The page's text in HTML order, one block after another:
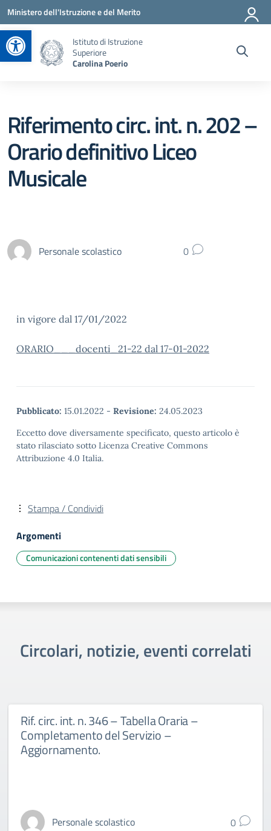
Apri la barra degli strumenti
Vai ai contenuti
Vai al menu di navigazione
Vai al footer
Ministero dell'Istruzione e del Merito
Istituto di Istruzione
Superiore
Carolina Poerio
Riferimento circ. int. n. 202 –
Orario definitivo Liceo
Musicale
Personale scolastico 0
in vigore dal 17/01/2022
ORARIO___docenti_21-22 dal 17-01-2022
Pubblicato: 15.01.2022 - Revisione: 24.05.2023
Eccetto dove diversamente specificato, questo articolo è
stato rilasciato sotto Licenza Creative Commons
Attribuzione 4.0 Italia.
Stampa / Condividi
Argomenti
Comunicazioni contenenti dati sensibili
Circolari, notizie, eventi correlati
Rif. circ. int. n. 346 – Tabella Oraria –
Completamento del Servizio –
Aggiornamento.
Personale scolastico 0